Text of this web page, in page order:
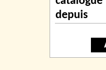
depuis